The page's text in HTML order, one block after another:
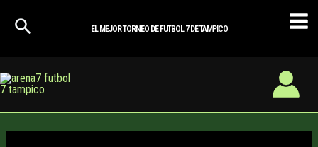
EL MEJOR TORNEO DE FUTBOL 7 DE TAMPICO